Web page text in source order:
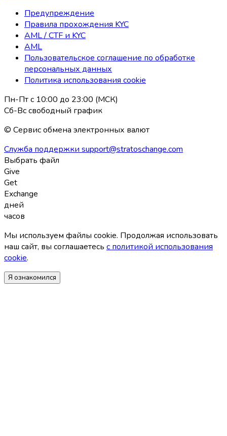
Предупреждение
Правила прохождения KYC
AML / CTF и KYC
AML
Пользовательское соглашение по обработке
персональных данных
Политика использования coоkie
Пн-Пт с 10:00 до 23:00 (МСК)
Сб-Вс свободный график
© Сервис обмена электронных валют
Служба поддержки support@stratoschange.com
Выбрать файл
Give
Get
Exchange
дней
часов
Мы используем файлы coоkie. Продолжая использовать
наш сайт, вы соглашаетесь с политикой использования
coоkie.